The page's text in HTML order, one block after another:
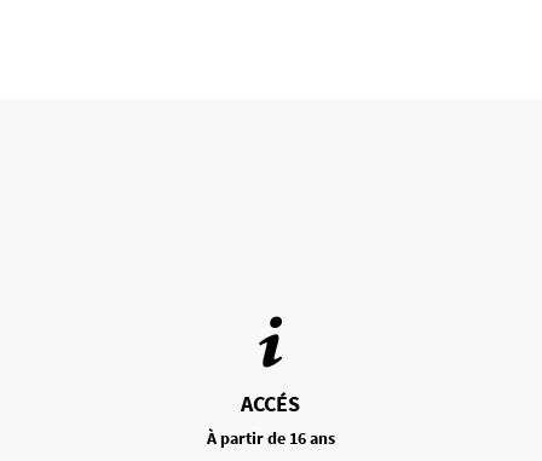
ACCÉS
À partir de 16 ans